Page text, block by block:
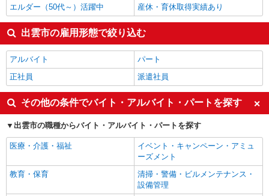
エルダー（50代～）活躍中
産休・育休取得実績あり
出雲市の雇用形態で絞り込む
アルバイト
パート
正社員
派遣社員
その他の条件でバイト・アルバイト・パートを探す
出雲市の職種からバイト・アルバイト・パートを探す
医療・介護・福祉
イベント・キャンペーン・アミュ
ーズメント
教育・保育
清掃・警備・ビルメンテナンス・
設備管理